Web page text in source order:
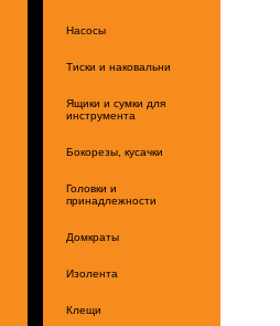
Насосы
Тиски и наковальни
Ящики и сумки для
инструмента
Бокорезы, кусачки
Головки и
принадлежности
Домкраты
Изолента
Клещи